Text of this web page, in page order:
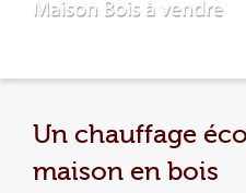
Un chauffage
maison en bois